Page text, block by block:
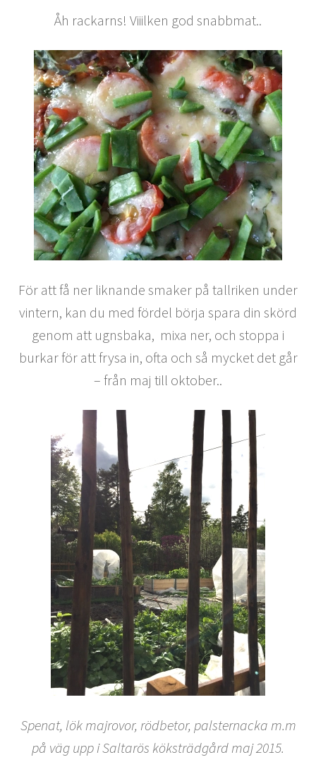
Åh rackarns! Viiilken god snabbmat..
För att få ner liknande smaker på tallriken under
vintern, kan du med fördel börja spara din skörd
genom att ugnsbaka, mixa ner, och stoppa i
burkar för att frysa in, ofta och så mycket det går
– från maj till oktober..
Spenat, lök majrovor, rödbetor, palsternacka m.m
på väg upp i Saltarös köksträdgård maj 2015.